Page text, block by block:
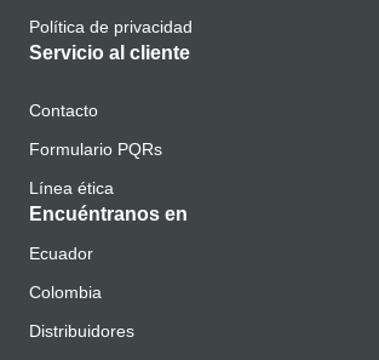
Política de privacidad
Servicio al cliente
Contacto
Formulario PQRs
Línea ética
Encuéntranos en
Ecuador
Colombia
Distribuidores